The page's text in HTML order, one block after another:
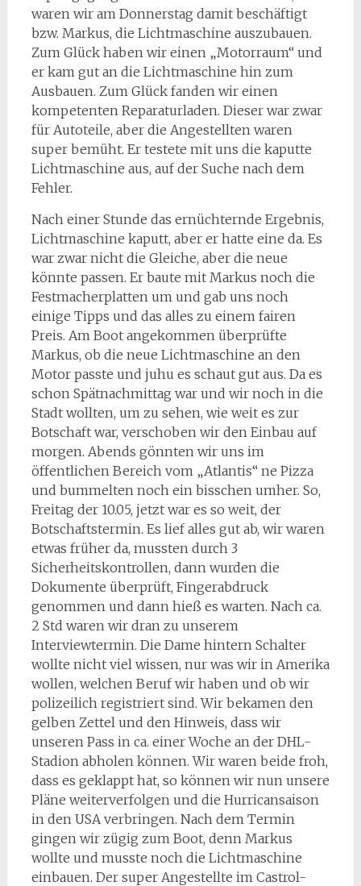
waren wir am Donnerstag damit beschäftigt
bzw. Markus, die Lichtmaschine auszubauen.
Zum Glück haben wir einen „Motorraum“ und
er kam gut an die Lichtmaschine hin zum
Ausbauen. Zum Glück fanden wir einen
kompetenten Reparaturladen. Dieser war zwar
für Autoteile, aber die Angestellten waren
super bemüht. Er testete mit uns die kaputte
Lichtmaschine aus, auf der Suche nach dem
Fehler.
Nach einer Stunde das ernüchternde Ergebnis,
Lichtmaschine kaputt, aber er hatte eine da. Es
war zwar nicht die Gleiche, aber die neue
könnte passen. Er baute mit Markus noch die
Festmacherplatten um und gab uns noch
einige Tipps und das alles zu einem fairen
Preis. Am Boot angekommen überprüfte
Markus, ob die neue Lichtmaschine an den
Motor passte und juhu es schaut gut aus. Da es
schon Spätnachmittag war und wir noch in die
Stadt wollten, um zu sehen, wie weit es zur
Botschaft war, verschoben wir den Einbau auf
morgen. Abends gönnten wir uns im
öffentlichen Bereich vom „Atlantis“ ne Pizza
und bummelten noch ein bisschen umher. So,
Freitag der 10.05, jetzt war es so weit, der
Botschaftstermin. Es lief alles gut ab, wir waren
etwas früher da, mussten durch 3
Sicherheitskontrollen, dann wurden die
Dokumente überprüft, Fingerabdruck
genommen und dann hieß es warten. Nach ca.
2 Std waren wir dran zu unserem
Interviewtermin. Die Dame hintern Schalter
wollte nicht viel wissen, nur was wir in Amerika
wollen, welchen Beruf wir haben und ob wir
polizeilich registriert sind. Wir bekamen den
gelben Zettel und den Hinweis, dass wir
unseren Pass in ca. einer Woche an der DHL-
Stadion abholen können. Wir waren beide froh,
dass es geklappt hat, so können wir nun unsere
Pläne weiterverfolgen und die Hurricansaison
in den USA verbringen. Nach dem Termin
gingen wir zügig zum Boot, denn Markus
wollte und musste noch die Lichtmaschine
einbauen. Der super Angestellte im Castrol-